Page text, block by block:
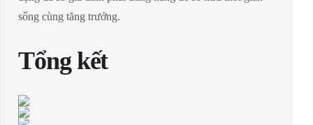
sống cùng tăng trưởng.
Tổng kết